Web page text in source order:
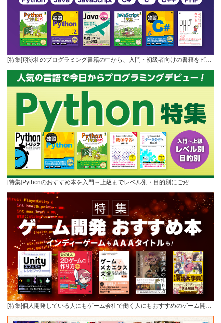
[特集]翔泳社のプログラミング書籍の中から、入門・初級者向けの書籍をピ…
[特集]Pythonのおすすめ本を入門～上級までレベル別・目的別にご紹…
[特集]個人開発している人にもゲーム会社で働く人にもおすすめのゲーム開…